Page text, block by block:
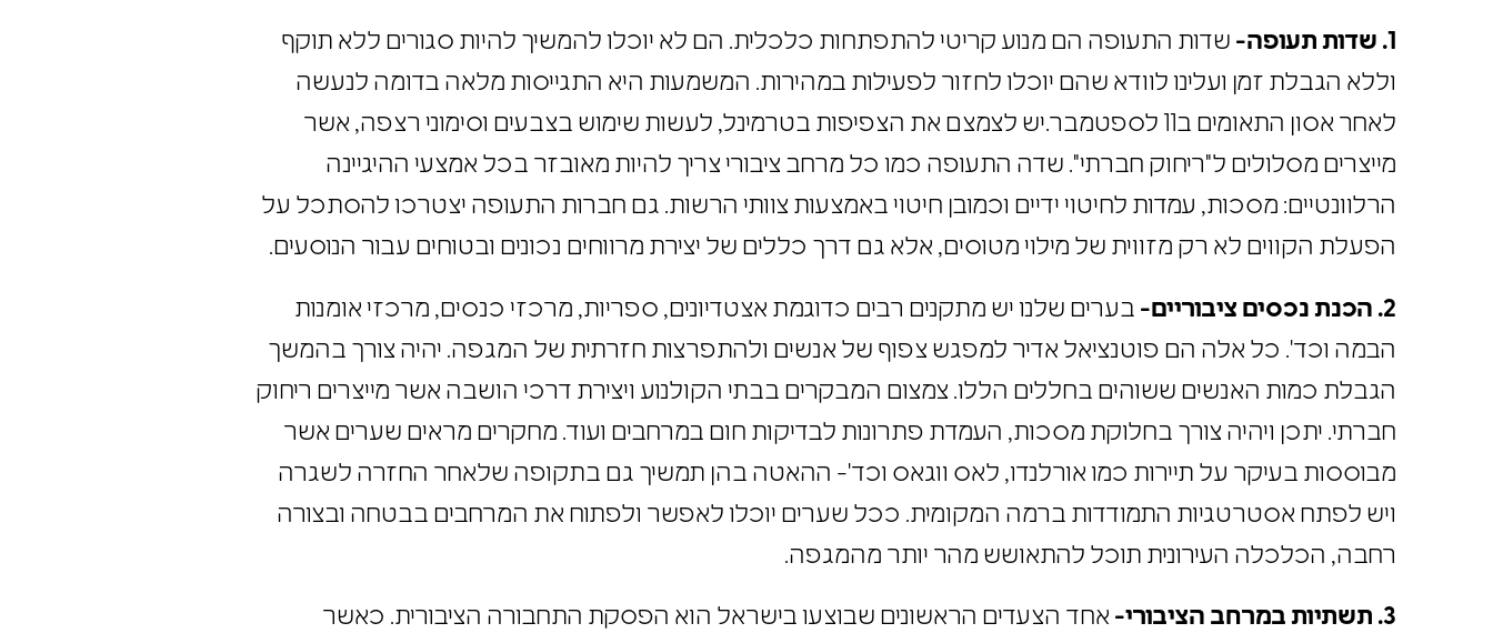
1. שדות תעופה-
שדות התעופה הם מנוע קריטי להתפתחות כלכלית. הם לא יוכלו להמשיך להיות סגורים ללא תוקף
וללא הגבלת זמן ועלינו לוודא שהם יוכלו לחזור לפעילות במהירות. המשמעות היא התגייסות מלאה בדומה לנעשה
לאחר אסון התאומים ב11 לספטמבר.יש לצמצם את הצפיפות בטרמינל, לעשות שימוש בצבעים וסימוני רצפה, אשר
מייצרים מסלולים ל"ריחוק חברתי". שדה התעופה כמו כל מרחב ציבורי צריך להיות מאובזר בכל אמצעי ההיגיינה
הרלוונטיים: מסכות, עמדות לחיטוי ידיים וכמובן חיטוי באמצעות צוותי הרשות. גם חברות התעופה יצטרכו להסתכל על
הפעלת הקווים לא רק מזווית של מילוי מטוסים, אלא גם דרך כללים של יצירת מרווחים נכונים ובטוחים עבור הנוסעים.
2. הכנת נכסים ציבוריים-
בערים שלנו יש מתקנים רבים כדוגמת אצטדיונים, ספריות, מרכזי כנסים, מרכזי אומנות
הבמה וכד'. כל אלה הם פוטנציאל אדיר למפגש צפוף של אנשים ולהתפרצות חזרתית של המגפה. יהיה צורך בהמשך
הגבלת כמות האנשים ששוהים בחללים הללו. צמצום המבקרים בבתי הקולנוע ויצירת דרכי הושבה אשר מייצרים ריחוק
חברתי. יתכן ויהיה צורך בחלוקת מסכות, העמדת פתרונות לבדיקות חום במרחבים ועוד. מחקרים מראים שערים אשר
מבוססות בעיקר על תיירות כמו אורלנדו, לאס ווגאס וכד'- ההאטה בהן תמשיך גם בתקופה שלאחר החזרה לשגרה
ויש לפתח אסטרטגיות התמודדות ברמה המקומית. ככל שערים יוכלו לאפשר ולפתוח את המרחבים בבטחה ובצורה
רחבה, הכלכלה העירונית תוכל להתאושש מהר יותר מהמגפה.
3. תשתיות במרחב הציבורי-
אחד הצעדים הראשונים שבוצעו בישראל הוא הפסקת התחבורה הציבורית. כאשר